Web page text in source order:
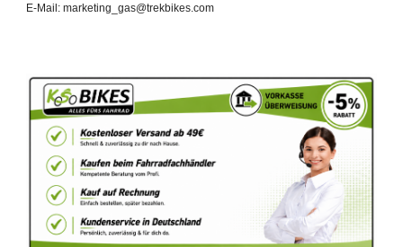
E-Mail: marketing_gas@trekbikes.com